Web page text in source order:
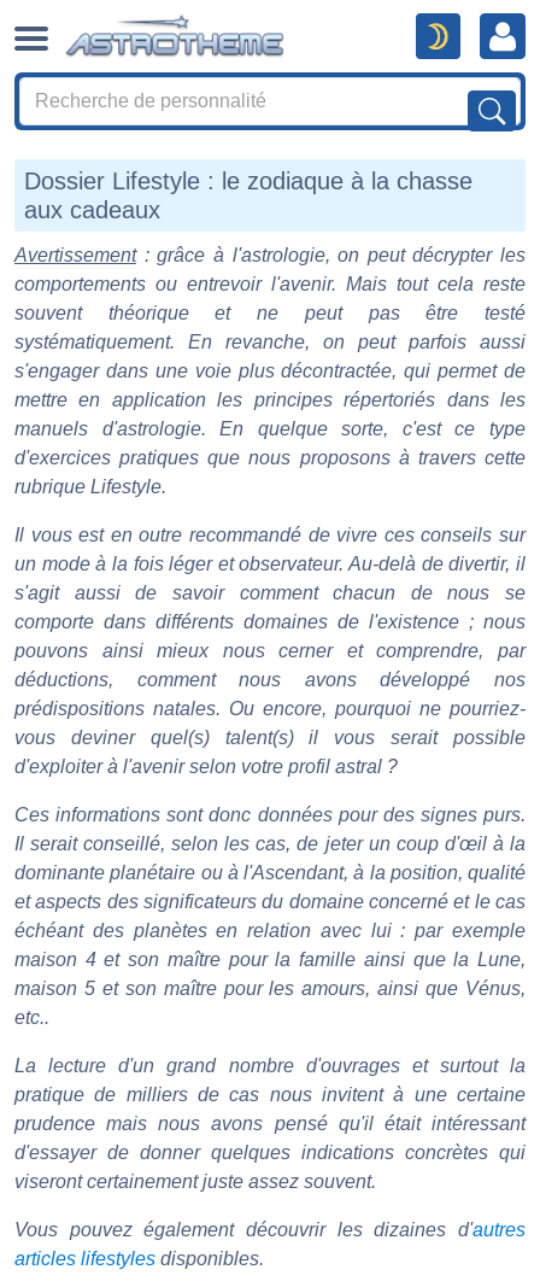
Dossier Lifestyle : le zodiaque à la chasse
aux cadeaux
Avertissement: grâce à l'astrologie, on peut décrypter les
comportements ou entrevoir l'avenir. Mais tout cela reste
souvent théorique et ne peut pas être testé
systématiquement. En revanche, on peut parfois aussi
s'engager dans une voie plus décontractée, qui permet de
mettre en application les principes répertoriés dans les
manuels d'astrologie. En quelque sorte, c'est ce type
d'exercices pratiques que nous proposons à travers cette
rubrique Lifestyle.
Il vous est en outre recommandé de vivre ces conseils sur
un mode à la fois léger et observateur. Au-delà de divertir, il
s'agit aussi de savoir comment chacun de nous se
comporte dans différents domaines de l'existence ; nous
pouvons ainsi mieux nous cerner et comprendre, par
déductions, comment nous avons développé nos
prédispositions natales. Ou encore, pourquoi ne pourriez-
vous deviner quel(s) talent(s) il vous serait possible
d'exploiter à l'avenir selon votre profil astral ?
Ces informations sont donc données pour des signes purs.
Il serait conseillé, selon les cas, de jeter un coup d'œil à la
dominante planétaire ou à l'Ascendant, à la position, qualité
et aspects des significateurs du domaine concerné et le cas
échéant des planètes en relation avec lui : par exemple
maison 4 et son maître pour la famille ainsi que la Lune,
maison 5 et son maître pour les amours, ainsi que Vénus,
etc..
La lecture d'un grand nombre d'ouvrages et surtout la
pratique de milliers de cas nous invitent à une certaine
prudence mais nous avons pensé qu'il était intéressant
d'essayer de donner quelques indications concrètes qui
viseront certainement juste assez souvent.
Vous pouvez également découvrir les dizaines d'autres
articles lifestyles disponibles.